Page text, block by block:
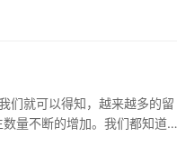
量不断的增加。我们都知道在